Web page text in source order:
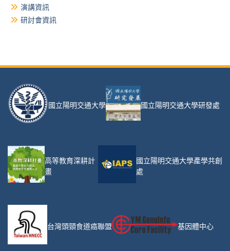
演講資訊
研討會資訊
國立陽明交通大學 國立陽明交通大學研發處
高等教育深耕計
畫
國立陽明交通大學產學共創
處
台灣頭頸食道癌聯盟 基因體中心